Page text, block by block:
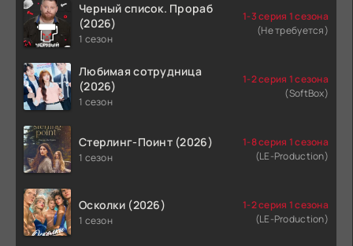
Черный список. Прораб
(2026)
1 сезон
1-3 серия 1 сезона
(Не требуется)
Любимая сотрудница
(2026)
1 сезон
1-2 серия 1 сезона
(SoftBox)
Стерлинг-Поинт (2026)
1 сезон
1-8 серия 1 сезона
(LE-Production)
Осколки (2026)
1 сезон
1-2 серия 1 сезона
(LE-Production)